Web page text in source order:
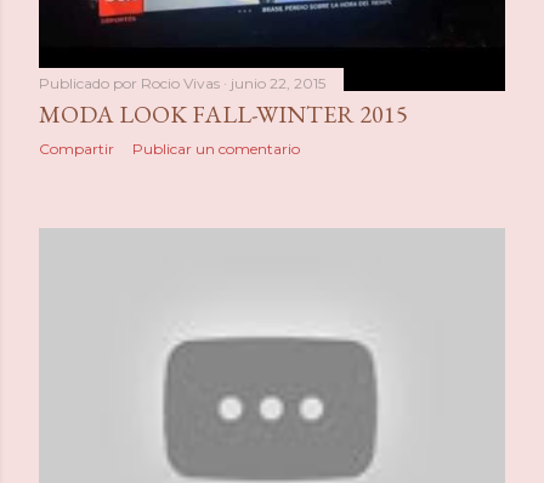
Publicado por Rocio Vivas junio 22, 2015
MODA LOOK FALL-WINTER 2015
Compartir Publicar un comentario